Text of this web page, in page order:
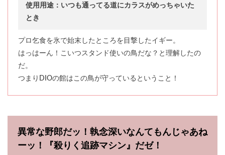
使用用途：いつも通ってる道にカラスがめっちゃいた
とき
プロ乞食を氷で始末したところを目撃したイギー。
はっはーん！こいつスタンド使いの鳥だな？と理解したの
だ。
つまりDIOの館はこの鳥が守っているということ！
異常な野郎だッ！執念深いなんてもんじゃあね
ーッ！『殺りく追跡マシン』だゼ！